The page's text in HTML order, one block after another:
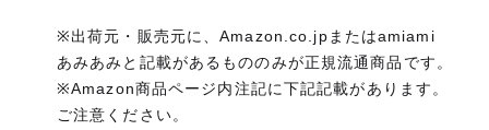
※出荷元・販売元に、Amazon.co.jpまたはamiami
あみあみと記載があるもののみが正規流通商品です。
※Amazon商品ページ内注記に下記記載があります。
ご注意ください。